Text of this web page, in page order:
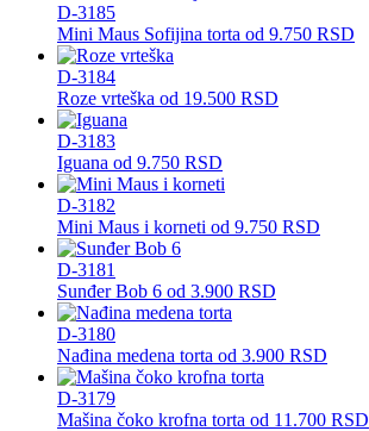
D-3185
Mini Maus Sofijina torta od 9.750 RSD
D-3184
Roze vrteška od 19.500 RSD
D-3183
Iguana od 9.750 RSD
D-3182
Mini Maus i korneti od 9.750 RSD
D-3181
Sunđer Bob 6 od 3.900 RSD
D-3180
Nađina medena torta od 3.900 RSD
D-3179
Mašina čoko krofna torta od 11.700 RSD